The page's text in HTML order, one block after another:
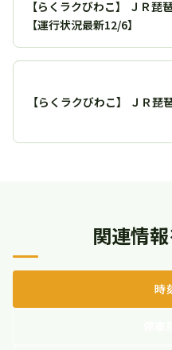
【らくラクびわこ】 ＪＲ
【運行状況最新12/6】
【らくラクびわこ】 ＪＲ
関連情
時